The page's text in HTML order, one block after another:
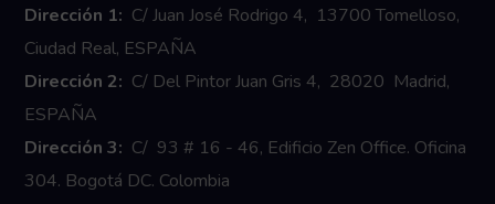
Dirección 1: C/ Juan José Rodrigo 4, 13700 Tomelloso,
Ciudad Real, ESPAÑA
Dirección 2: C/ Del Pintor Juan Gris 4, 28020 Madrid,
ESPAÑA
Dirección 3: C/ 93 # 16 - 46, Edificio Zen Office. Oficina
304. Bogotá DC. Colombia